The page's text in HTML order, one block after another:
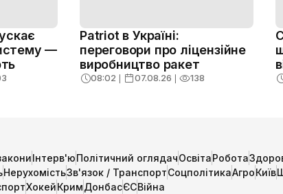
—
Patriot в Україні:
переговори про ліцензійне
виробництво ракет
08:02 ❘ 07.08.26 ❘ 138
Інтерв'юПолітичний оглядачОсвітаРобота
НерухомістьЗв'язок / ТранспортСоцполітикаАгроКиїв
ХокейКримДонбасЄСВійна